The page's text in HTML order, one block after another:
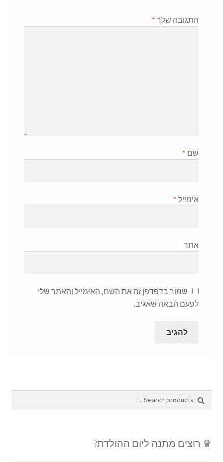
התגובה שלך *
שם *
אימייל *
אתר
שמור בדפדפן זה את השם, האימייל והאתר שלי
לפעם הבאה שאגיב.
Search
for:
Search
♛ רוצים מתנה ליום ההולדת?